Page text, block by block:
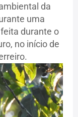
da
uma
durante o
no início de